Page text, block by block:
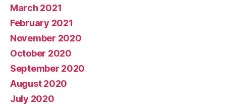
March 2021
February 2021
November 2020
October 2020
September 2020
August 2020
July 2020